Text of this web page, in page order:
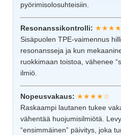
pyörimisolosuhteisiin.
Resonanssikontrolli:
Sisäpuolen TPE-vaimennus
resonansseja ja kun
ruokkimaan toistoa, vähenee
ilmiö.
Nopeusvakaus: ★★★★☆
Raskaampi lautanen tukee
vähentää huojumisilmiötä.
“ensimmäinen” päivitys, joka